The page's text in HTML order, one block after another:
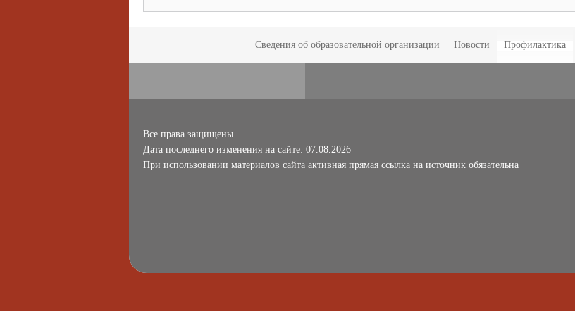
Сведения об образовательной организации Новости Профилактика
Все права защищены.
Дата последнего изменения на сайте: 07.08.2026
При использовании материалов сайта активная прямая ссылка на источник обязательна